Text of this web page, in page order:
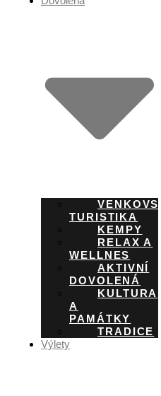
TURISTIKA
KEMPY
RELAX A
WELLNES
AKTIVNÍ
DOVOLENÁ
KULTURA
A
PAMÁTKY
TRADICE
Výlety